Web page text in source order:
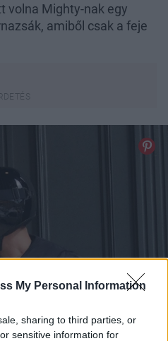
My Personal Information
sharing to third parties, or
sensitive information for
volna Mighty-nak egy
amiből csak a feje